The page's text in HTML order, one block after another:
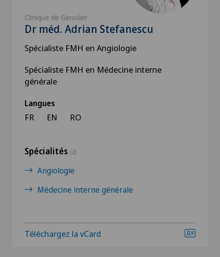
Clinique de Genolier
Dr méd. Adrian Stefanescu
Spécialiste FMH en Angiologie
Spécialiste FMH en Médecine interne
générale
Langues
FR EN RO
Spécialités (2)
Angiologie
Médecine interne générale
Téléchargez la vCard